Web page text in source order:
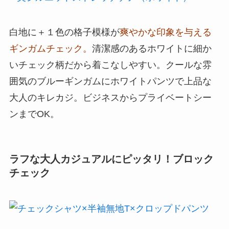
白地に＋１色の格子模様が爽やかな印象を与える
ギンガムチェック。 清潔感のあるホワイトに細か
いチェック柄だから着こなしやすい。クールな雰
囲気のブルーギンガムにホワイトパンツで上品な
大人のキレカジ。ビジネスからプライベートシー
ンまでOK。
ラフな大人カジュアルにピッタリ！ブロック
チェック